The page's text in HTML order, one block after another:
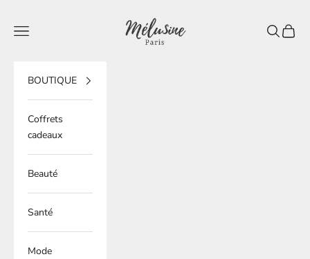
Mélusine Paris
Ouvrir la navigation
Ouvrir la
Voir
BOUTIQUE
Coffrets
cadeaux
Beauté
Santé
Mode